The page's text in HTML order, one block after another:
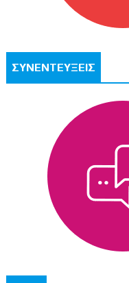
ΣΥΝΕΝΤΕΥΞΕΙΣ